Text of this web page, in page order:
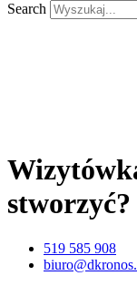
Search
stworzyć?
519 585 908